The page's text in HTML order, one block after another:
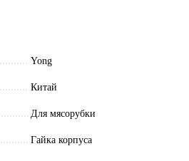
Yong
Китай
Для мясорубки
Гайка корпуса